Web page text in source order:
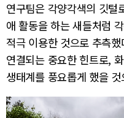
연구팀은 각양각색의 깃털
애 활동을 하는 새들처럼
적극 이용한 것으로 추측
연결되는 중요한 힌트로,
생태계를 풍요롭게 했을